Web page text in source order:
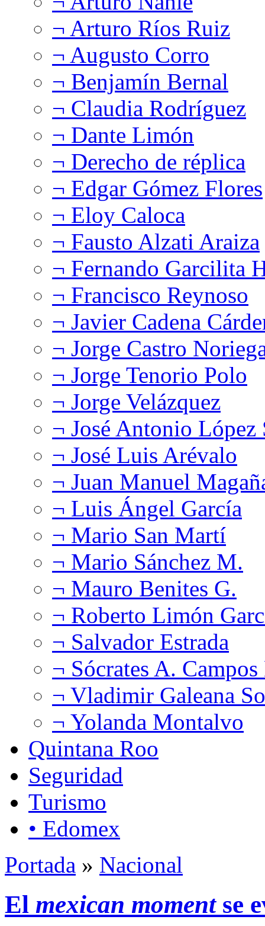
¬ Arturo Ríos Ruiz
¬ Augusto Corro
¬ Benjamín Bernal
¬ Claudia Rodríguez
¬ Dante Limón
¬ Derecho de réplica
¬ Edgar Gómez Flores
¬ Eloy Caloca
¬ Fausto Alzati Araiza
¬ Fernando Garcilita
¬ Francisco Reynoso
¬ Javier Cadena
¬ Jorge Castro
¬ Jorge Tenorio Polo
¬ Jorge Velázquez
¬ José Antonio López
¬ José Luis Arévalo
¬ Juan Manuel
¬ Luis Ángel García
¬ Mario San Martí
¬ Mario Sánchez M.
¬ Mauro Benites G.
¬ Roberto Limón
¬ Salvador Estrada
¬ Sócrates A.
¬ Vladimir Galeana
¬ Yolanda Montalvo
Quintana Roo
Seguridad
Turismo
• Edomex
Portada » Nacional
El mexican momentse